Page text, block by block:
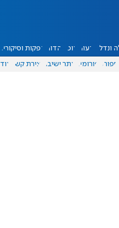
ונדל"ן דעות אוכל יהדות הפקות וסיקורים
ספורט פורומים אתר ישיבה יצירת קשר עוד